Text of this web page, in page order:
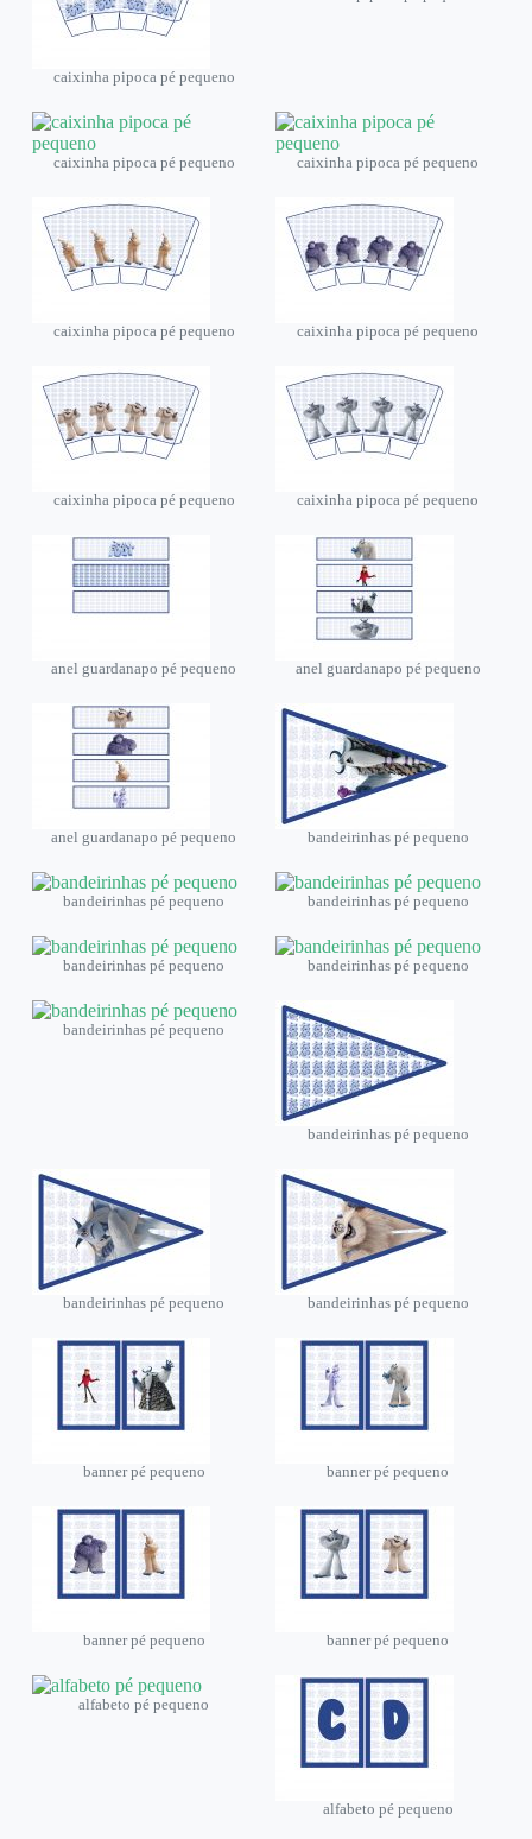
caixinha pipoca pé pequeno
caixinha pipoca pé pequeno caixinha pipoca pé pequeno
caixinha pipoca pé pequeno caixinha pipoca pé pequeno
caixinha pipoca pé pequeno caixinha pipoca pé pequeno
anel guardanapo pé pequeno anel guardanapo pé pequeno
anel guardanapo pé pequeno bandeirinhas pé pequeno
bandeirinhas pé pequeno bandeirinhas pé pequeno
bandeirinhas pé pequeno bandeirinhas pé pequeno
bandeirinhas pé pequeno
bandeirinhas pé pequeno
bandeirinhas pé pequeno bandeirinhas pé pequeno
banner pé pequeno banner pé pequeno
banner pé pequeno banner pé pequeno
alfabeto pé pequeno
alfabeto pé pequeno